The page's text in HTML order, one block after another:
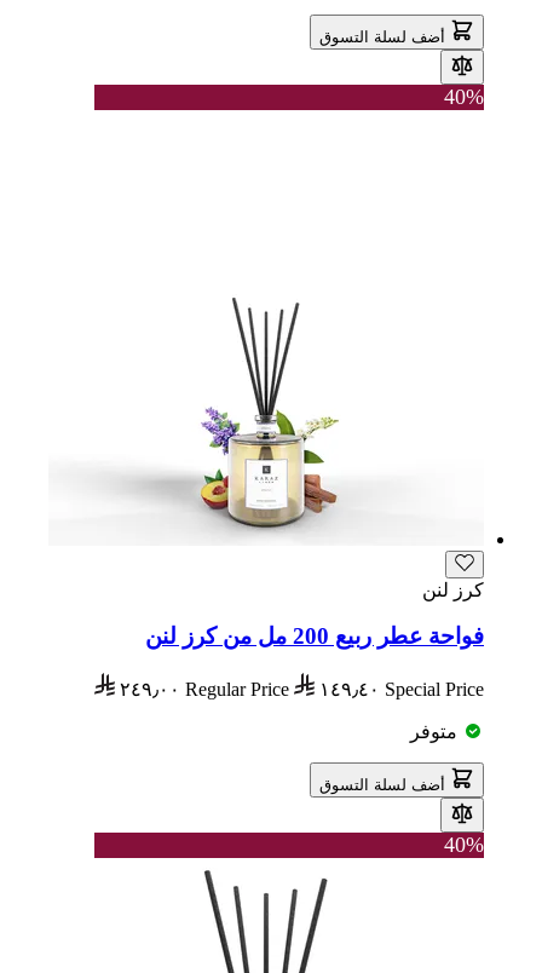
أضف لسلة التسوق
40%
كرز لنن
فواحة عطر ربيع 200 مل من كرز لنن
Special Price ١٤٩٫٤٠ Regular Price ٢٤٩٫٠٠
متوفر
أضف لسلة التسوق
40%